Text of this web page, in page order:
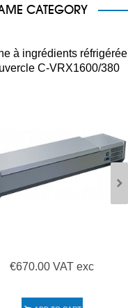
CATEGORY
à ingrédients réfrigérée
C-VRX1600/380
€670.00 VAT exc